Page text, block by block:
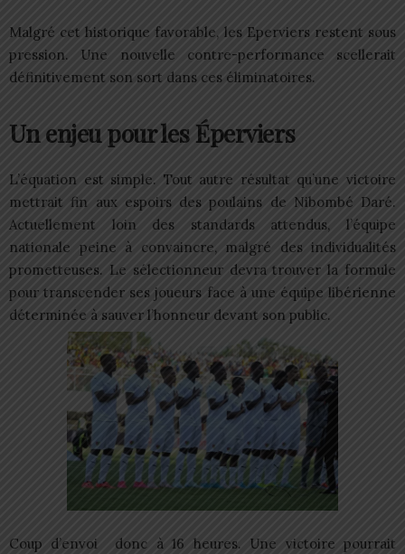
Malgré cet historique favorable, les Eperviers restent sous
pression. Une nouvelle contre-performance scellerait
définitivement son sort dans ces éliminatoires.
Un enjeu pour les Éperviers
L’équation est simple. Tout autre résultat qu’une victoire
mettrait fin aux espoirs des poulains de Nibombé Daré.
Actuellement loin des standards attendus, l’équipe
nationale peine à convaincre, malgré des individualités
prometteuses. Le sélectionneur devra trouver la formule
pour transcender ses joueurs face à une équipe libérienne
déterminée à sauver l’honneur devant son public.
Coup d’envoi donc à 16 heures. Une victoire pourrait